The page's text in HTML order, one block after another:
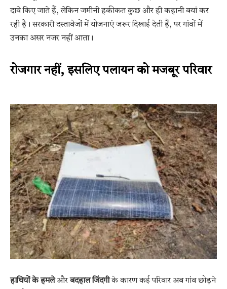
दावे किए जाते हैं, लेकिन जमीनी हकीकत कुछ और ही कहानी बयां कर
रही है। सरकारी दस्तावेजों में योजनाएं जरूर दिखाई देती हैं, पर गांवों में
उनका असर नजर नहीं आता।
रोजगार नहीं, इसलिए पलायन को मजबूर परिवार
हाथियों के हमलेऔरबदहाल जिंदगीके कारण कई परिवार अब गांव छोड़ने